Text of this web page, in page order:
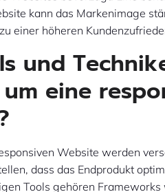
kann das Markenimage
einer höheren
und
eine
Website werden
dass das Endprodukt
Tools gehören